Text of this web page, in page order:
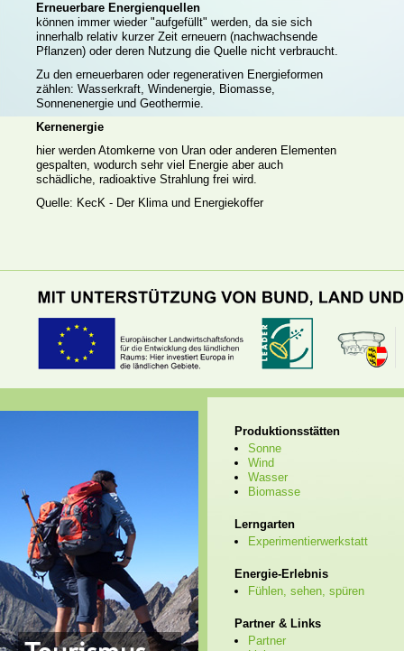
Erneuerbare Energienquellen
können immer wieder "aufgefüllt" werden, da sie sich
innerhalb relativ kurzer Zeit erneuern (nachwachsende
Pflanzen) oder deren Nutzung die Quelle nicht verbraucht.
Zu den erneuerbaren oder regenerativen Energieformen
zählen: Wasserkraft, Windenergie, Biomasse,
Sonnenenergie und Geothermie.
Kernenergie
hier werden Atomkerne von Uran oder anderen Elementen
gespalten, wodurch sehr viel Energie aber auch
schädliche, radioaktive Strahlung frei wird.
Quelle: KecK - Der Klima und Energiekoffer
Produktionsstätten
Sonne
Wind
Wasser
Biomasse
Lerngarten
Experimentierwerkstatt
Energie-Erlebnis
Fühlen, sehen, spüren
Partner & Links
Partner